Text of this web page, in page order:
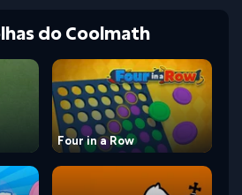
do Coolmath
Four in a Row